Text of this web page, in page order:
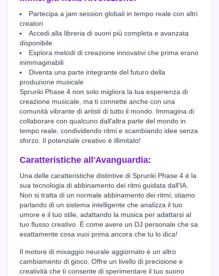
Partecipa a jam session globali in tempo reale con altri
creatori
Accedi alla libreria di suoni più completa e avanzata
disponibile
Esplora metodi di creazione innovativi che prima erano
inimmaginabili
Diventa una parte integrante del futuro della
produzione musicale
Sprunki Phase 4 non solo migliora la tua esperienza di
creazione musicale, ma ti connette anche con una
comunità vibrante di artisti di tutto il mondo. Immagina di
collaborare con qualcuno dall'altra parte del mondo in
tempo reale, condividendo ritmi e scambiando idee senza
sforzo. Il potenziale creativo è illimitato!
Caratteristiche all'Avanguardia:
Una delle caratteristiche distintive di Sprunki Phase 4 è la
sua tecnologia di abbinamento dei ritmi guidata dall'IA.
Non si tratta di un normale abbinamento dei ritmi; stiamo
parlando di un sistema intelligente che analizza il tuo
umore e il tuo stile, adattando la musica per adattarsi al
tuo flusso creativo. È come avere un DJ personale che sa
esattamente cosa vuoi prima ancora che tu lo dica!
Il motore di mixaggio neurale aggiornato è un altro
cambiamento di gioco. Offre un livello di precisione e
creatività che ti consente di sperimentare il tuo suono